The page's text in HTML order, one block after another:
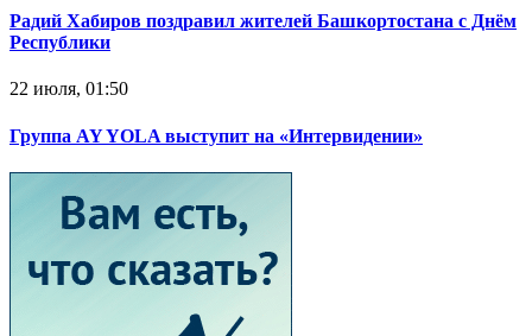
Радий Хабиров поздравил жителей Башкортостана с Днём
Республики
22 июля, 01:50
Группа AY YOLA выступит на «Интервидении»